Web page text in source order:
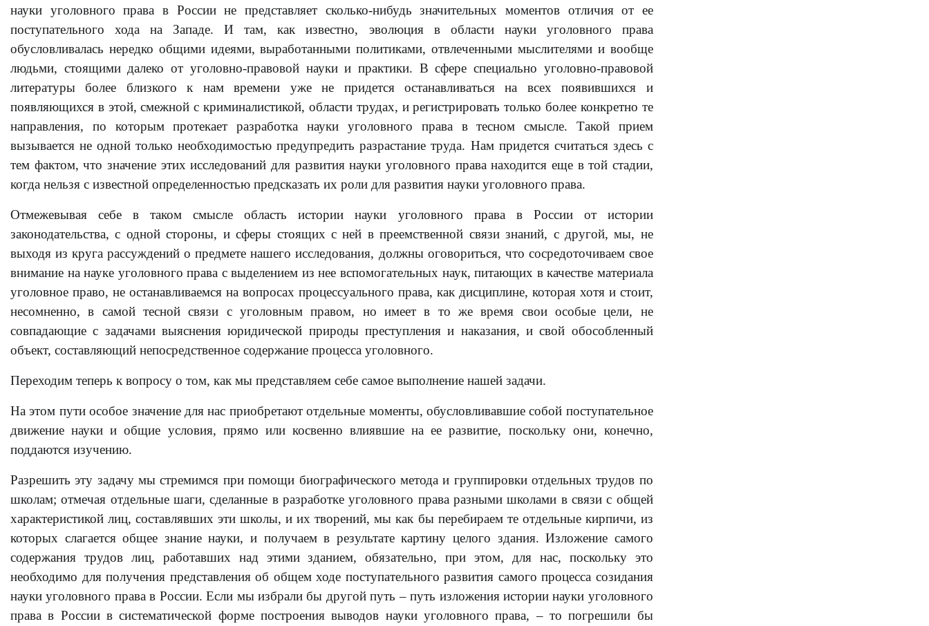
науки уголовного права в России не представляет сколько-нибудь значительных моментов отличия от ее
поступательного хода на Западе. И там, как известно, эволюция в области науки уголовного права
обусловливалась нередко общими идеями, выработанными политиками, отвлеченными мыслителями и вообще
людьми, стоящими далеко от уголовно-правовой науки и практики. В сфере специально уголовно-правовой
литературы более близкого к нам времени уже не придется останавливаться на всех появившихся и
появляющихся в этой, смежной с криминалистикой, области трудах, и регистрировать только более конкретно те
направления, по которым протекает разработка науки уголовного права в тесном смысле. Такой прием
вызывается не одной только необходимостью предупредить разрастание труда. Нам придется считаться здесь с
тем фактом, что значение этих исследований для развития науки уголовного права находится еще в той стадии,
когда нельзя с известной определенностью предсказать их роли для развития науки уголовного права.
Отмежевывая себе в таком смысле область истории науки уголовного права в России от истории
законодательства, с одной стороны, и сферы стоящих с ней в преемственной связи знаний, с другой, мы, не
выходя из круга рассуждений о предмете нашего исследования, должны оговориться, что сосредоточиваем свое
внимание на науке уголовного права с выделением из нее вспомогательных наук, питающих в качестве материала
уголовное право, не останавливаемся на вопросах процессуального права, как дисциплине, которая хотя и стоит,
несомненно, в самой тесной связи с уголовным правом, но имеет в то же время свои особые цели, не
совпадающие с задачами выяснения юридической природы преступления и наказания, и свой обособленный
объект, составляющий непосредственное содержание процесса уголовного.
Переходим теперь к вопросу о том, как мы представляем себе самое выполнение нашей задачи.
На этом пути особое значение для нас приобретают отдельные моменты, обусловливавшие собой поступательное
движение науки и общие условия, прямо или косвенно влиявшие на ее развитие, поскольку они, конечно,
поддаются изучению.
Разрешить эту задачу мы стремимся при помощи биографического метода и группировки отдельных трудов по
школам; отмечая отдельные шаги, сделанные в разработке уголовного права разными школами в связи с общей
характеристикой лиц, составлявших эти школы, и их творений, мы как бы перебираем те отдельные кирпичи, из
которых слагается общее знание науки, и получаем в результате картину целого здания. Изложение самого
содержания трудов лиц, работавших над этими зданием, обязательно, при этом, для нас, поскольку это
необходимо для получения представления об общем ходе поступательного развития самого процесса созидания
науки уголовного права в России. Если мы избрали бы другой путь – путь изложения истории науки уголовного
права в России в систематической форме построения выводов науки уголовного права, – то погрешили бы